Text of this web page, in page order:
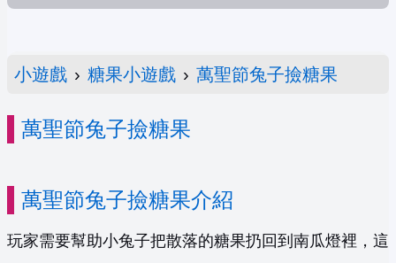
小遊戲 › 糖果小遊戲 › 萬聖節兔子撿糖果
萬聖節兔子撿糖果
萬聖節兔子撿糖果介紹
玩家需要幫助小兔子把散落的糖果扔回到南瓜燈裡，這